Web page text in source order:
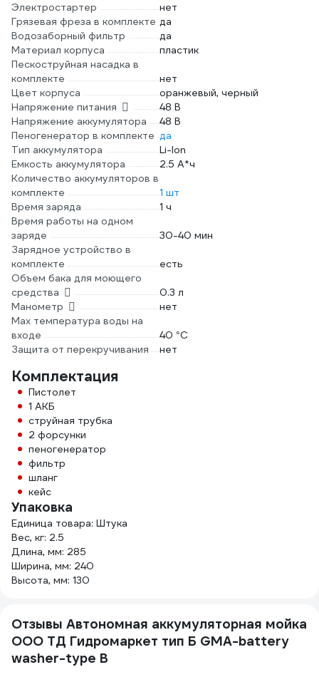
Электростартер
нет
Грязевая фреза в комплекте да
Водозаборный фильтр
да
Материал корпуса
пластик
Пескоструйная насадка в
комплекте
нет
Цвет корпуса
оранжевый, черный
Напряжение питания
48 В
Напряжение аккумулятора
48 В
Пеногенератор в комплекте да
Тип аккумулятора
Li-Ion
Емкость аккумулятора
2.5 А*ч
Количество аккумуляторов в
комплекте
1 шт
Время заряда
1 ч
Время работы на одном
заряде
30-40 мин
Зарядное устройство в
комплекте
есть
Объем бака для моющего
средства
0.3 л
Манометр
нет
Max температура воды на
входе
40 °С
Защита от перекручивания
нет
Комплектация
Пистолет
1 АКБ
струйная трубка
2 форсунки
пеногенератор
фильтр
шланг
кейс
Упаковка
Единица товара: Штука
Вес, кг: 2.5
Длина, мм: 285
Ширина, мм: 240
Высота, мм: 130
Отзывы Автономная аккумуляторная мойка
ООО ТД Гидромаркет тип Б GMA-battery
washer-type B